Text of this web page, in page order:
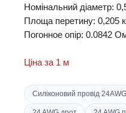
Номінальний діаметр:
Площа перетину: 0,205
Погонное опір: 0.0842
Ціна за 1 м
Силіконовий провід